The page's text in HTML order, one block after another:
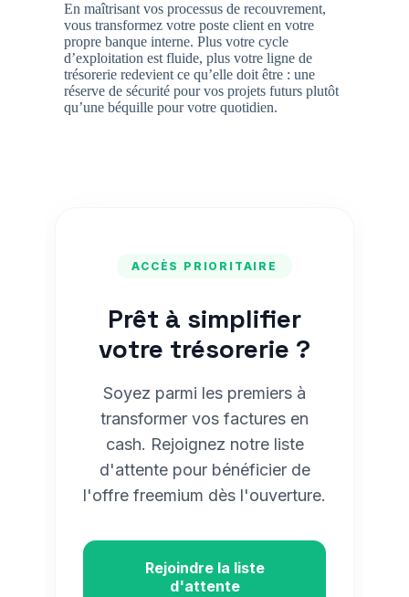
En maîtrisant vos processus de recouvrement,
vous transformez votre poste client en votre
propre banque interne. Plus votre cycle
d’exploitation est fluide, plus votre ligne de
trésorerie redevient ce qu’elle doit être : une
réserve de sécurité pour vos projets futurs plutôt
qu’une béquille pour votre quotidien.
ACCÈS PRIORITAIRE
Prêt à simplifier
votre trésorerie ?
Soyez parmi les premiers à
transformer vos factures en
cash. Rejoignez notre liste
d'attente pour bénéficier de
l'offre freemium dès l'ouverture.
Rejoindre la liste
d'attente